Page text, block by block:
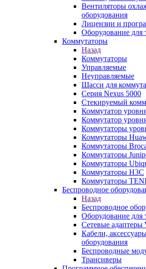
Вентиляторы
оборудования
Лицензии и
Оборудование для
Коммутаторы
Назад
Коммутаторы
Управляемые
Неуправляемые
Шасси для
Серия Nexus 5000
Стекируемый
Коммутатор
Коммутатор
Коммутаторы
Коммутаторы
Коммутаторы
Коммутаторы
Коммутаторы
Коммутаторы H3C
Коммутаторы
Беспроводное
Назад
Беспроводное
Оборудование для
Сетевые адаптеры
Кабели,
оборудования
Беспроводные
Трансиверы